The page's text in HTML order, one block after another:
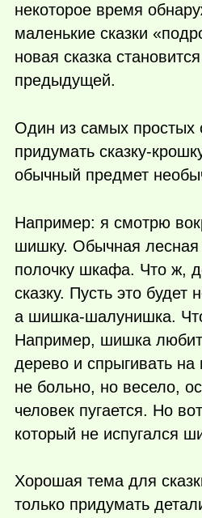
некоторое время
маленькие сказки
новая сказка
предыдущей.
Один из самых простых
придумать сказку-
обычный предмет
Например: я смотрю
шишку. Обычная
полочку шкафа. Что ж,
сказку. Пусть это
а шишка-шалунишка.
Например, шишка любит
дерево и спрыгивать на
не больно, но весело,
человек пугается. Но
который не испугался
Хорошая тема для
только придумать